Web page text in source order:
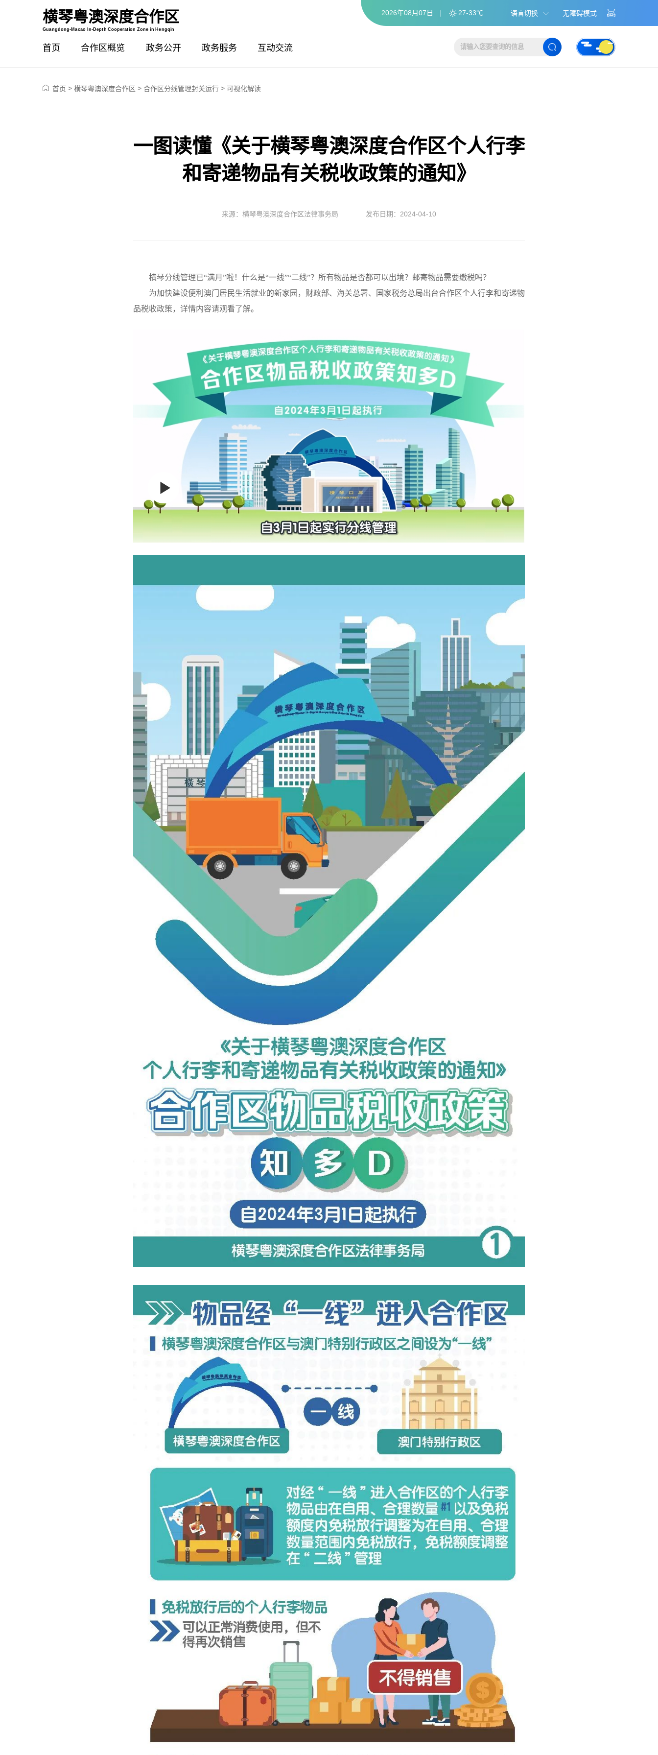
横琴粤澳深度合作区
Guangdong-Macao In-Depth Cooperation Zone in Hengqin
2026年08月07日 27-33℃ 语言切换 无障碍模式
智能问答
首页 合作区概览 政务公开 政务服务 互动交流
首页 > 横琴粤澳深度合作区 > 合作区分线管理封关运行 > 可视化解读
一图读懂《关于横琴粤澳深度合作区个人行李
和寄递物品有关税收政策的通知》
来源：横琴粤澳深度合作区法律事务局 发布日期：2024-04-10
横琴分线管理已“满月”啦！什么是“一线”“二线”？所有物品是否都可以出境？邮寄物品需要缴税吗？
为加快建设便利澳门居民生活就业的新家园，财政部、海关总署、国家税务总局出台合作区个人行李和寄递物
品税收政策，详情内容请观看了解。